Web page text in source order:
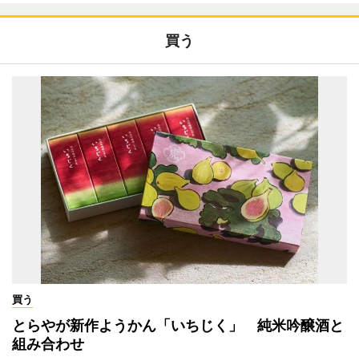
買う
買う
とらやが新作ようかん「いちじく」 純米吟醸酒と
組み合わせ